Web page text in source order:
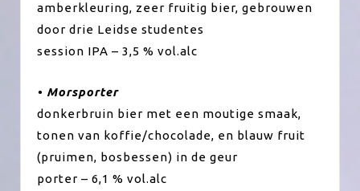
amberkleuring, zeer fruitig bier, gebrouwen
door drie Leidse studentes
session IPA – 3,5 % vol.alc
• Morsporter
donkerbruin bier met een moutige smaak,
tonen van koffie/chocolade, en blauw fruit
(pruimen, bosbessen) in de geur
porter – 6,1 % vol.alc